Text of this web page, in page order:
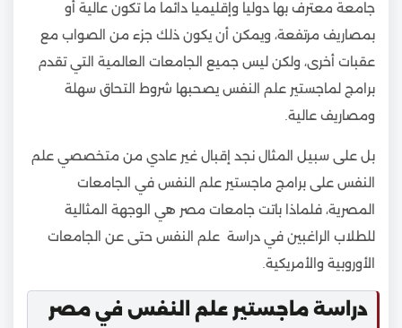
جامعة معترف بها دوليا وإقليميا دائما ما تكون عالية أو
بمصاريف مرتفعة، ويمكن أن يكون ذلك جزء من الصواب مع
عقبات أخرى، ولكن ليس جميع الجامعات العالمية التي تقدم
برامج لماجستير علم النفس يصحبها شروط التحاق سهلة
ومصاريف عالية.
بل على سبيل المثال نجد إقبال غير عادي من متخصصي علم
النفس على برامج ماجستير علم النفس في الجامعات
المصرية، فلماذا باتت جامعات مصر هي الوجهة المثالية
للطلاب الراغبين في دراسة علم النفس حتى عن الجامعات
الأوروبية والأمريكية.
دراسة ماجستير علم النفس في مصر